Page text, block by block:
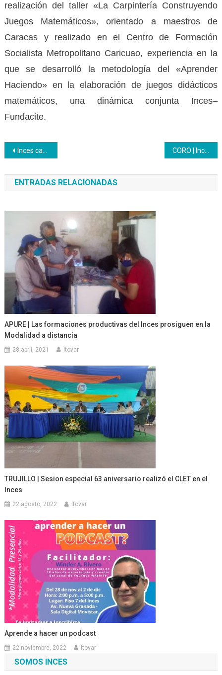
realización del taller «La Carpintería Construyendo
Juegos Matemáticos», orientado a maestros de
Caracas y realizado en el Centro de Formación
Socialista Metropolitano Caricuao, experiencia en la
que se desarrolló la metodología del «Aprender
Haciendo» en la elaboración de juegos didácticos
matemáticos, una dinámica conjunta Inces–
Fundacite.
Navegación
de
entradas
Inces capacitó a trabajadores en prevención y ética pública CORO | Inces certificó a 30 mujeres como Promotoras de Salud Comunitaria: Parto Humanizado en Falcón
ENTRADAS RELACIONADAS
APURE | Las formaciones productivas del Inces prosiguen en la
Modalidad a distancia
28 abril, 2021 ltovar
TRUJILLO | Sesion especial 63 aniversario realizó el CLET en el
Inces
22 agosto, 2022 ltovar
Aprende a hacer un podcast
22 noviembre, 2022 ltovar
SOMOS INCES